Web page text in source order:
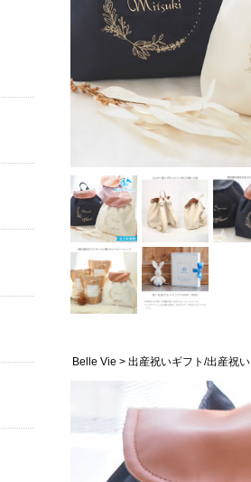
Belle Vie > 出産祝いギフト/出産祝い